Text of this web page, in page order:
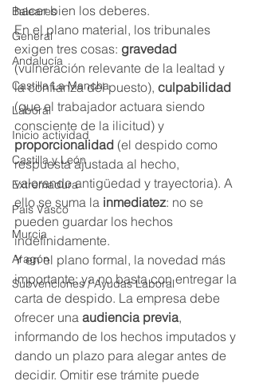
Baleares
General
Andalucía
Castilla La Mancha
Laboral
Inicio actividad
Castilla y León
Extremadura
País Vasco
Murcia
Aragón
Subvenciones / Ayudas Laboral
hacer bien los deberes.
En el plano material, los tribunales
exigen tres cosas: gravedad
(vulneración relevante de la lealtad y
la confianza del puesto), culpabilidad
(que el trabajador actuara siendo
consciente de la ilicitud) y
proporcionalidad (el despido como
respuesta ajustada al hecho,
valorando antigüedad y trayectoria). A
ello se suma la inmediatez: no se
pueden guardar los hechos
indefinidamente.
Y en el plano formal, la novedad más
importante: ya no basta con entregar la
carta de despido. La empresa debe
ofrecer una audiencia previa,
informando de los hechos imputados y
dando un plazo para alegar antes de
decidir. Omitir ese trámite puede